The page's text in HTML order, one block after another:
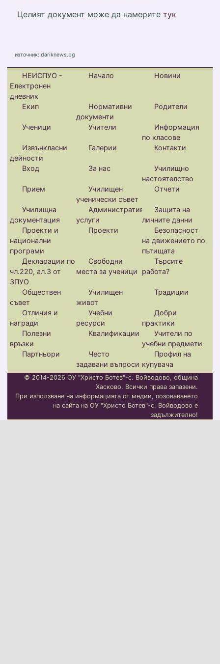
Целият документ може да намерите тук
източник: dariknews.bg
НЕИСПУО -
Електронен
дневник
Начало Новини
Екип
Нормативни
документи
Родители
Ученици Учители
Информация
по класове
Извънкласни
дейности
Галерии Контакти
Вход За нас
Училищно
настоятелство
Прием
Училищен
ученически съвет
Отчети
Училищна
документация
Административни
услуги
Защита на
личните данни
Проекти и
национални
програми
Проекти
Безопасност
на движението по
пътищата
Декларации по
чл.220, ал.3 от
ЗПУО
Свободни
места за ученици
Търсите
работа?
Обществен
съвет
Училищен
живот
Традиции
Отличия и
награди
Учебни
ресурси
Добри
практики
Полезни
връзки
Квалификации
Учители по
учебни предмети
Партньори
Често
задавани въпроси
Профил на
купувача
© 2014-2026 ОУ "Христо Ботев"-с. Войводово, община
Хасково. Всички права запазени.
При използване на информацията от медии, позоваването
на сайта на ОУ "Христо Ботев"-с. Войводово е
задължително!